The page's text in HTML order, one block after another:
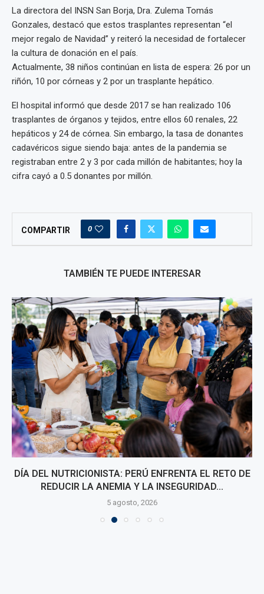
La directora del INSN San Borja, Dra. Zulema Tomás
Gonzales, destacó que estos trasplantes representan “el
mejor regalo de Navidad” y reiteró la necesidad de fortalecer
la cultura de donación en el país.
Actualmente, 38 niños continúan en lista de espera: 26 por un
riñón, 10 por córneas y 2 por un trasplante hepático.
El hospital informó que desde 2017 se han realizado 106
trasplantes de órganos y tejidos, entre ellos 60 renales, 22
hepáticos y 24 de córnea. Sin embargo, la tasa de donantes
cadavéricos sigue siendo baja: antes de la pandemia se
registraban entre 2 y 3 por cada millón de habitantes; hoy la
cifra cayó a 0.5 donantes por millón.
COMPARTIR 0
TAMBIÉN TE PUEDE INTERESAR
DÍA DEL NUTRICIONISTA: PERÚ ENFRENTA EL RETO DE
REDUCIR LA ANEMIA Y LA INSEGURIDAD...
5 agosto, 2026